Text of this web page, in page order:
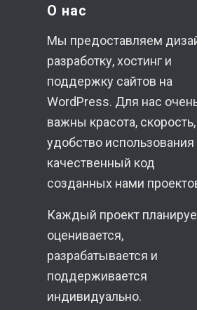
О нас
Мы предоставляем
разработку, хостинг и
поддержку сайтов на
WordPress. Для нас
важны красота, скорость,
удобство использования
качественный код
созданных нами
Каждый проект
оценивается,
разрабатывается и
поддерживается
индивидуально.